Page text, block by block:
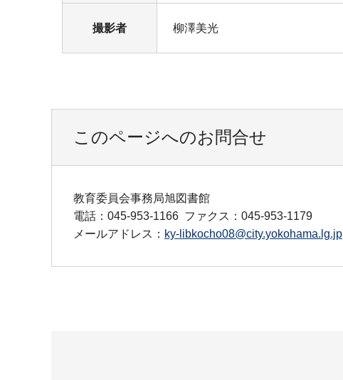
撮影者 柳澤美光
このページへのお問合せ
教育委員会事務局旭図書館
電話：045-953-1166 ファクス：045-953-1179
メールアドレス： ky-libkocho08@city.yokohama.lg.jp